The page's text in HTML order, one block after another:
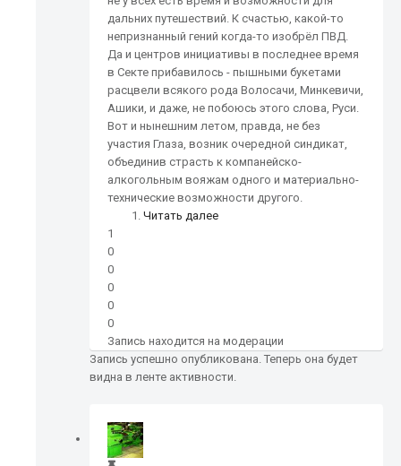
дальних путешествий. К счастью, какой-то
непризнанный гений когда-то изобрёл ПВД.
Да и центров инициативы в последнее время
в Секте прибавилось - пышными букетами
расцвели всякого рода Волосачи, Минкевичи,
Ашики, и даже, не побоюсь этого слова, Руси.
Вот и нынешним летом, правда, не без
участия Глаза, возник очередной синдикат,
объединив страсть к компанейско-
алкогольным вояжам одного и материально-
технические возможности другого.
Читать далее
1
0
0
0
0
0
Запись находится на модерации
Запись успешно опубликована. Теперь она будет
видна в ленте активности.